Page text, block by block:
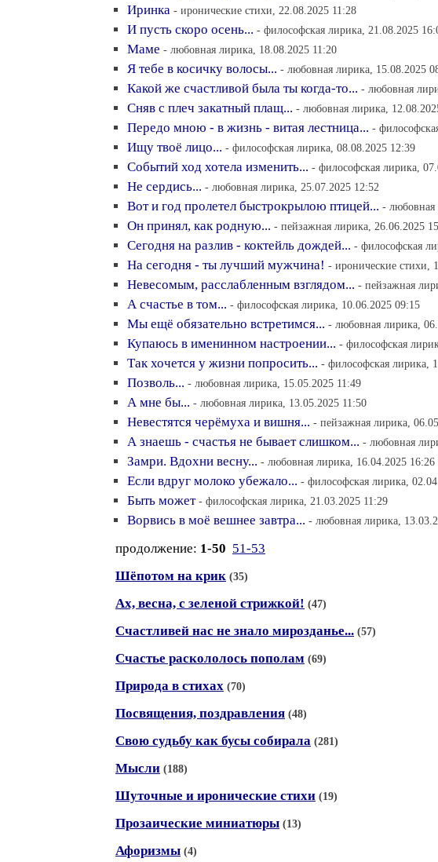
Иринка - иронические стихи, 22.08.2025 11:28
И пусть скоро осень... - философская лирика, 21.08.2025
Маме - любовная лирика, 18.08.2025 11:20
Я тебе в косичку волосы... - любовная лирика, 15.08.2025
Какой же счастливой была ты когда-то... - любовная
Сняв с плеч закатный плащ... - любовная лирика,
Передо мною - в жизнь - витая лестница... -
Ищу твоё лицо... - философская лирика, 08.08.2025 12:39
Событий ход хотела изменить... - философская лирика,
Не сердись... - любовная лирика, 25.07.2025 12:52
Вот и год пролетел быстрокрылою птицей... - любовная
Он принял, как родную... - пейзажная лирика, 26.06.2025
Сегодня на разлив - коктейль дождей... - философская
На сегодня - ты лучший мужчина! - иронические стихи,
Невесомым, расслабленным взглядом... - пейзажная
А счастье в том... - философская лирика, 10.06.2025 09:15
Мы ещё обязательно встретимся... - любовная лирика,
Купаюсь в именинном настроении... - философская
Так хочется у жизни попросить... - философская лирика,
Позволь... - любовная лирика, 15.05.2025 11:49
А мне бы... - любовная лирика, 13.05.2025 11:50
Невестятся черёмуха и вишня... - пейзажная лирика,
А знаешь - счастья не бывает слишком... - любовная
Замри. Вдохни весну... - любовная лирика, 16.04.2025 16:26
Если вдруг молоко убежало... - философская лирика,
Быть может - философская лирика, 21.03.2025 11:29
Ворвись в моё вешнее завтра... - любовная лирика,
продолжение: 1-50 51-53
Шёпотом на крик (35)
Ах, весна, с зеленой стрижкой! (47)
Счастливей нас не знало мирозданье... (57)
Счастье раскололось пополам (69)
Природа в стихах (70)
Посвящения, поздравления (48)
Свою судьбу как бусы собирала (281)
Мысли (188)
Шуточные и иронические стихи (19)
Прозаические миниатюры (13)
Афоризмы (4)